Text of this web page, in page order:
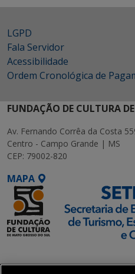
LGPD
Fala Servidor
Acessibilidade
Ordem Cronológica de
FUNDAÇÃO DE CULTURA
Av. Fernando Corrêa da Costa
Centro - Campo Grande | MS
CEP: 79002-820
MAPA
Executiva de